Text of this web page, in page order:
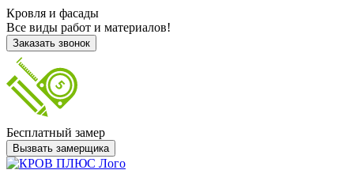
Кровля и фасады
Все виды работ и материалов!
Заказать звонок
Бесплатный замер
Вызвать замерщика